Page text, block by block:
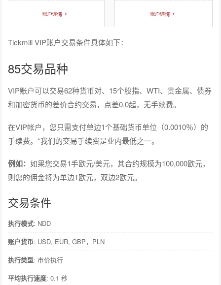
Tickmill VIP账户交易条件具体如下：
85交易品种
VIP账户可以交易62种货币对、15个股指、WTI、贵金属、债券
和加密货币的差价合约交易，点差0.0起，无手续费。
在VIP帐户，您只需支付单边1个基础货币单位（0.0010％）的
手续费。*我们的交易手续费是业内最低之一。
例如：如果您交易1手欧元/美元，其合约规模为100,000欧元，
则您的佣金将为单边1欧元，双边2欧元。
交易条件
执行模式: NDD
账户货币: USD, EUR, GBP，PLN
执行类型: 市价执行
平均执行速度: 0.1 秒